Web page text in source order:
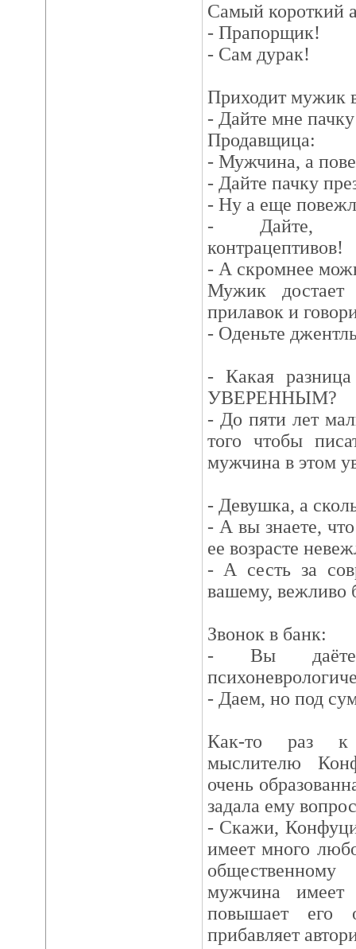
Самый короткий
- Прапорщик!
- Сам дурак!
Приходит мужик
- Дайте мне
Продавщица:
- Мужчина, а
- Дайте пачку
- Ну а еще
- Дайте,
контрацептивов!
- А скромнее
Мужик
прилавок и
- Оденьте
- Какая
УВЕРЕННЫМ?
- До пяти лет
того чтобы
мужчина в этом
- Девушка, а
- А вы знаете,
ее возрасте
- А сесть за
вашему, вежливо
Звонок в банк:
- Вы даёте
- Даем, но под
Как-то раз к
мыслителю
очень
задала ему
- Скажи,
имеет много
мужчина
повышает его
прибавляет